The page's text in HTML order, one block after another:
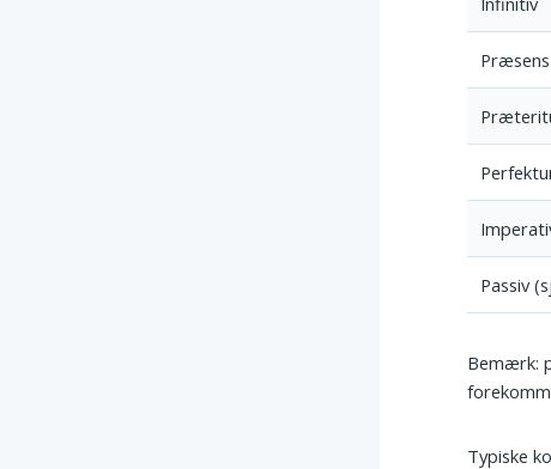
Præsens
Passiv
Bemærk:
Typiske